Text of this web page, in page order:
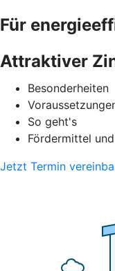
Für
Attraktiver
Besonderheiten
So geht's
Fördermittel
Jetzt Termin